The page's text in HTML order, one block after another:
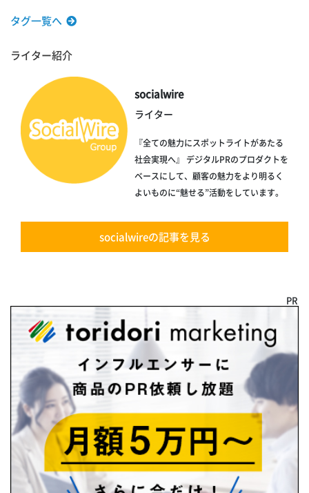
タグ一覧へ
ライター紹介
socialwire
ライター
『全ての魅力にスポットライトがあたる
社会実現へ』 デジタルPRのプロダクトを
ベースにして、顧客の魅力をより明るく
よいものに“魅せる”活動をしています。
socialwireの記事を見る
PR